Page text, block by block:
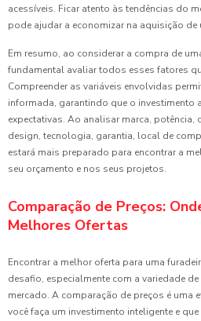
acessíveis. Ficar atento às tendências do
pode ajudar a economizar na aquisição de
Em resumo, ao considerar a compra de
fundamental avaliar todos esses fatores
Compreender as variáveis envolvidas
informada, garantindo que o investimento
expectativas. Ao analisar marca, potência,
design, tecnologia, garantia, local de
estará mais preparado para encontrar a
seu orçamento e nos seus projetos.
Comparação de Preços:
Melhores Ofertas
Encontrar a melhor oferta para uma
desafio, especialmente com a variedade
mercado. A comparação de preços é uma
você faça um investimento inteligente e